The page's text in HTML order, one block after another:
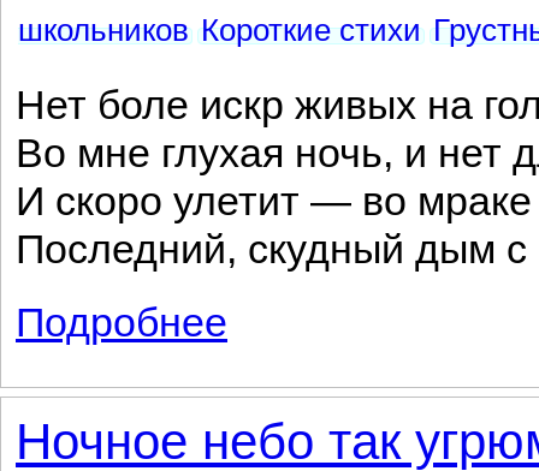
школьников Короткие стихи
Нет боле искр живых на
Во мне глухая ночь, и нет
И скоро улетит — во
Последний, скудный дым с
Подробнее
Ночное небо так